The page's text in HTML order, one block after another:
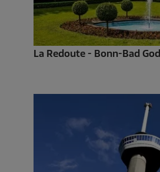
La Redoute - Bonn-Bad